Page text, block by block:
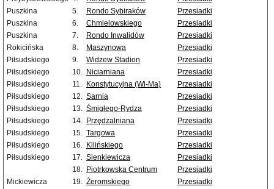
Puszkina
5. Rondo Sybiraków
Przesiadki
Puszkina
6. Chmielowskiego
Przesiadki
Puszkina
7. Rondo Inwalidów
Przesiadki
Rokicińska
8. Maszynowa
Przesiadki
Piłsudskiego
9. Widzew Stadion
Przesiadki
Piłsudskiego
10. Niciarniana
Przesiadki
Piłsudskiego
11. Konstytucyjna (Wi-Ma)
Przesiadki
Piłsudskiego
12. Sarnia
Przesiadki
Piłsudskiego
13. Śmigłego-Rydza
Przesiadki
Piłsudskiego
14. Przędzalniana
Przesiadki
Piłsudskiego
15. Targowa
Przesiadki
Piłsudskiego
16. Kilińskiego
Przesiadki
Piłsudskiego
17. Sienkiewicza
Przesiadki
18. Piotrkowska Centrum
Przesiadki
Mickiewicza
19. Żeromskiego Przesiadki